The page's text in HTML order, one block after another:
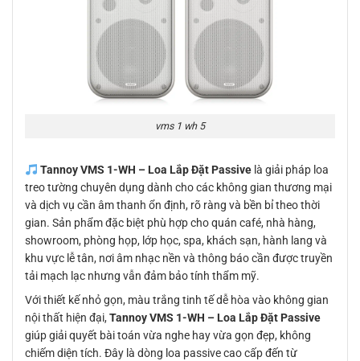
vms 1 wh 5
Tannoy VMS 1-WH – Loa Lắp Đặt Passivelà giải pháp loa
treo tường chuyên dụng dành cho các không gian thương mại
và dịch vụ cần âm thanh ổn định, rõ ràng và bền bỉ theo thời
gian. Sản phẩm đặc biệt phù hợp cho quán café, nhà hàng,
showroom, phòng họp, lớp học, spa, khách sạn, hành lang và
khu vực lễ tân, nơi âm nhạc nền và thông báo cần được truyền
tải mạch lạc nhưng vẫn đảm bảo tính thẩm mỹ.
Với thiết kế nhỏ gọn, màu trắng tinh tế dễ hòa vào không gian
nội thất hiện đại, Tannoy VMS 1-WH – Loa Lắp Đặt Passive
giúp giải quyết bài toán vừa nghe hay vừa gọn đẹp, không
chiếm diện tích. Đây là dòng loa passive cao cấp đến từ